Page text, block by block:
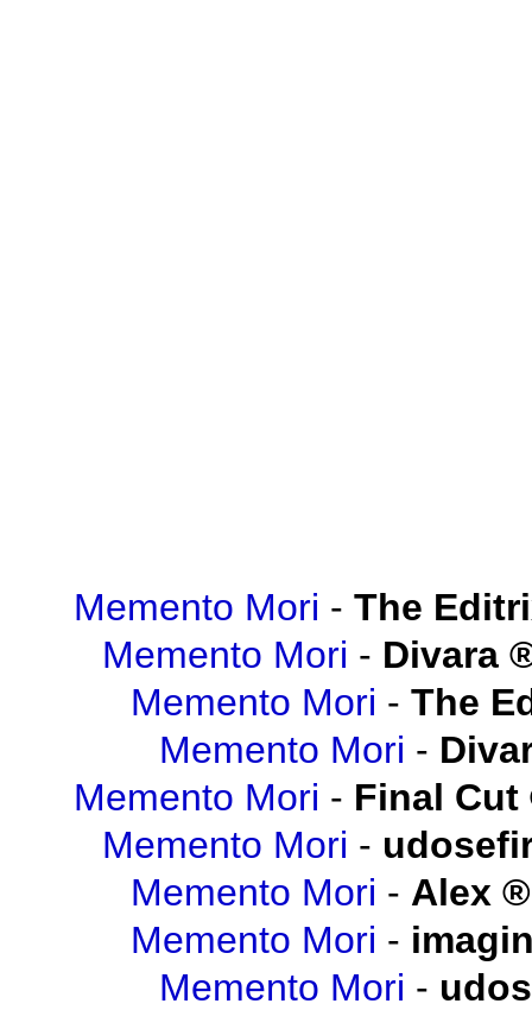
Memento Mori - The
Memento Mori - Divara
Memento Mori - The
Memento Mori -
Memento Mori - Final Cut
Memento Mori -
Memento Mori - Alex
Memento Mori -
Memento Mori -